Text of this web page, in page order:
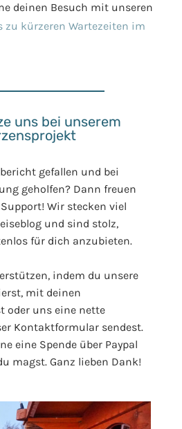
deinen Besuch mit unseren
zu kürzeren Wartezeiten im
uns bei unserem
gefallen und bei
geholfen? Dann freuen
Wir stecken viel
und sind stolz,
für dich anzubieten.
indem du unsere
mit deinen
oder uns eine nette
Kontaktformular sendest.
eine Spende über Paypal
magst. Ganz lieben Dank!